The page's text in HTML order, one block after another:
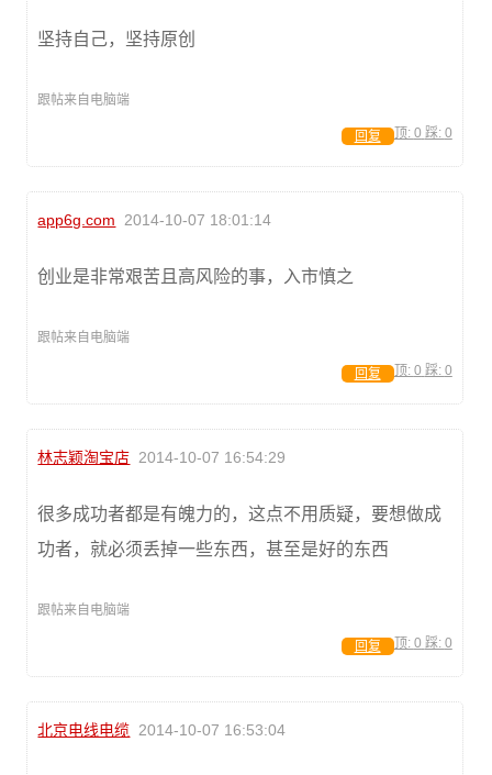
坚持自己，坚持原创
跟帖来自电脑端
顶: 0 踩: 0
回复
app6g.com 2014-10-07 18:01:14
创业是非常艰苦且高风险的事，入市慎之
跟帖来自电脑端
顶: 0 踩: 0
回复
林志颖淘宝店 2014-10-07 16:54:29
很多成功者都是有魄力的，这点不用质疑，要想做成
功者，就必须丢掉一些东西，甚至是好的东西
跟帖来自电脑端
顶: 0 踩: 0
回复
北京电线电缆 2014-10-07 16:53:04